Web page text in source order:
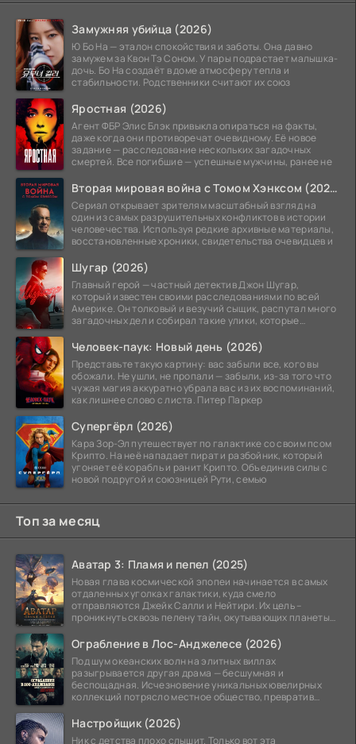
Замужняя убийца (2026)
Ю Бо На — эталон спокойствия и заботы. Она давно
замужем за Квон Тэ Соном. У пары подрастает малышка-
дочь. Бо На создаёт в доме атмосферу тепла и
стабильности. Родственники считают их союз
Яростная (2026)
Агент ФБР Элис Блэк привыкла опираться на факты,
даже когда они противоречат очевидному. Её новое
задание — расследование нескольких загадочных
смертей. Все погибшие — успешные мужчины, ранее не
Вторая мировая война с Томом Хэнксом (2026)
Сериал открывает зрителям масштабный взгляд на
один из самых разрушительных конфликтов в истории
человечества. Используя редкие архивные материалы,
восстановленные хроники, свидетельства очевидцев и
Шугар (2026)
Главный герой — частный детектив Джон Шугар,
который известен своими расследованиями по всей
Америке. Он толковый и везучий сыщик, распутал много
загадочных дел и собирал такие улики, которые
Человек-паук: Новый день (2026)
Представьте такую картину: вас забыли все, кого вы
обожали. Не ушли, не пропали — забыли, из-за того что
чужая магия аккуратно убрала вас из их воспоминаний,
как лишнее слово с листа. Питер Паркер
Супергёрл (2026)
Кара Зор-Эл путешествует по галактике со своим псом
Крипто. На неё нападает пират и разбойник, который
угоняет её корабль и ранит Крипто. Объединив силы с
новой подругой и союзницей Рути, семью
Топ за месяц
Аватар 3: Пламя и пепел (2025)
Новая глава космической эпопеи начинается в самых
отдаленных уголках галактики, куда смело
отправляются Джейк Салли и Нейтири. Их цель –
проникнуть сквозь пелену тайн, окутывающих планеты
Ограбление в Лос-Анджелесе (2026)
Под шум океанских волн на элитных виллах
разыгрывается другая драма — бесшумная и
беспощадная. Исчезновение уникальных ювелирных
коллекций потрясло местное общество, превратив
Настройщик (2026)
Ник с детства плохо слышит. Только вот эта